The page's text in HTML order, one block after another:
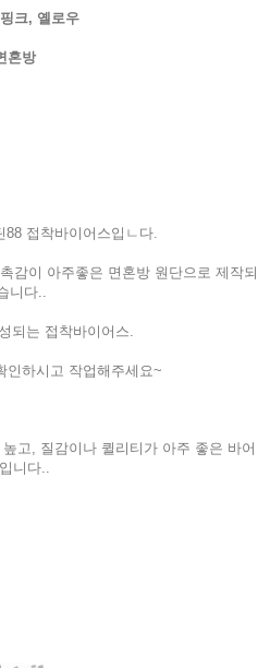
크, 옐로우
혼방
88 접착바이어스입ㄴ다.
감이 아주좋은 면혼방 원단으로 제작되
니다..
되는 접착바이어스.
인하시고 작업해주세요~
고, 질감이나 퀼리티가 아주 좋은 바어
니다..